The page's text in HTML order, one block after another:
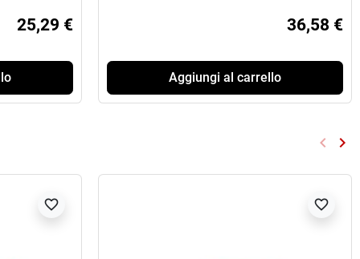
25,29 € 36,58 €
Aggiungi al carrello
keyboard_arrow_left keyboard_arrow_right
favorite_border favorite_border